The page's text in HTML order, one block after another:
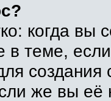
когда вы
теме,
же вы её